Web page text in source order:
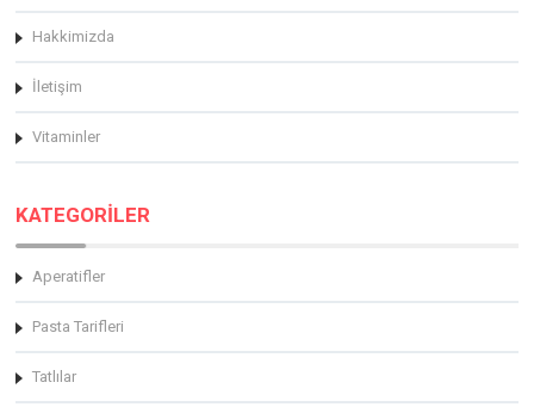
Hakkimizda
İletişim
Vitaminler
KATEGORİLER
Aperatifler
Pasta Tarifleri
Tatlılar